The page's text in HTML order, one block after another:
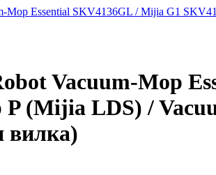
Vacuum-Mop
P (Mijia LDS) /
вилка)